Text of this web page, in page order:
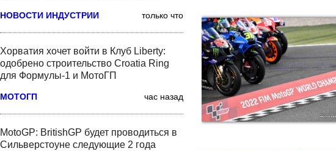
НОВОСТИ ИНДУСТРИИ только что
Хорватия хочет войти в Клуб Liberty:
одобрено строительство Croatia Ring
для Формулы-1 и МотоГП
МОТОГП час назад
MotoGP: BritishGP будет проводиться в
Сильверстоуне следующие 2 года